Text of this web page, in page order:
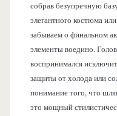
собрав безупречную
элегантного костюма
забываем о финальном
элементы воедино.
воспринимался
защиты от холода или
понимание того, что
это мощный